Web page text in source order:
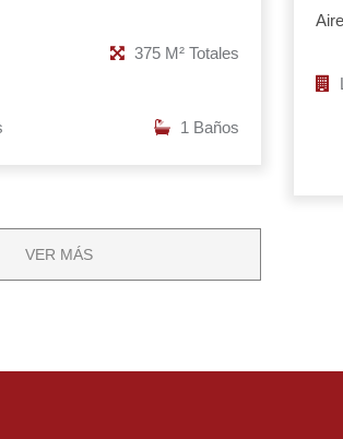
375 M² Totales
1 Baños
VER MÁS